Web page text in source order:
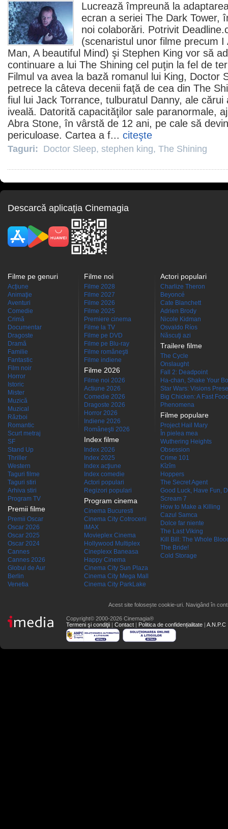
Lucrează împreună la
ecran a seriei The Dark Tower,
noi colaborări. Potrivit
(scenaristul unor filme precum I
Man, A beautiful Mind) şi Stephen King vor să
continuare a lui The Shining cel puţin la fel de
Filmul va avea la bază romanul lui King, Doctor
petrece la câteva decenii faţă de cea din The
fiul lui Jack Torrance, tulburatul Danny, ale
iveală. Datorită capacităţilor sale paranormale,
Abra Stone, în vârstă de 12 ani, pe cale să
periculoase. Cartea a f... citeşte
Taguri: Doctor Sleep, stephen king, The Shining
Descarcă aplicaţia Cinemagia
Filme pe genuri
Acţiune
Animaţie
Aventuri
Comedie
Crimă
Documentar
Dragoste
Dramă
Familie
Fantastic
Film noir
Horror
Istoric
Mister
Muzică
Muzical
Război
Romantic
Scurt metraj
SF
Stand Up
Thriller
Western
Taguri filme
Taguri stiri
Arhiva stiri
Program TV
Premii filme
Premii Oscar
Oscar 2026
Oscar 2025
Oscar 2024
Cannes
Cannes 2026
Globul de Aur
Berlin
Venetia
Filme noi
Filme 2028
Filme 2027
Filme 2026
Filme 2025
Premiere cinema
Filme la TV
Filme pe DVD
Filme pe Blu-ray
Filme româneşti
Filme indiene
Filme 2026
Filme noi 2026
Actiune 2026
Comedie 2026
Dragoste 2026
Horror 2026
Indiene 2026
Româneşti 2026
Index filme
Index 2026
Index 2025
Index acţiune
Index comedie
Actori populari
Regizori populari
Program cinema
Cinema Bucuresti
Cinema City Cotroceni
IMAX
Movieplex Cinema
Hollywood Multiplex
Cineplexx Baneasa
Happy Cinema
Cinema City Sun Plaza
Cinema City Mega Mall
Cinema City ParkLake
Actori populari
Charlize Theron
Beyoncé
Cate Blanchett
Adrien Brody
Nicole Kidman
Osvaldo Ríos
Născuţi azi
Trailere filme
The Cycle
Onslaught
Fall 2: Deadpoint
Ha-chan, Shake Your
Star Wars: Visions
Big Chicken: A Fast
Phenomena
Filme populare
Project Hail Mary
În pielea mea
Wuthering Heights
Obsession
Crime 101
Kîzîm
Hoppers
The Secret Agent
Good Luck, Have Fun,
Scream 7
How to Make a Killing
Cazul Samca
Dolce far niente
The Last Viking
Kill Bill: The Whole
The Bride!
Cold Storage
Acest site folosește cookie-uri. Navigând în
Copyright© 2000-2026 Cinemagia®
Termeni şi condiţii | Contact | Politica de confidențialitate | A.N.P.C